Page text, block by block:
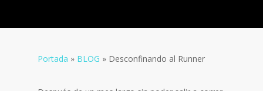
Portada » BLOG » Desconfinando al Runner